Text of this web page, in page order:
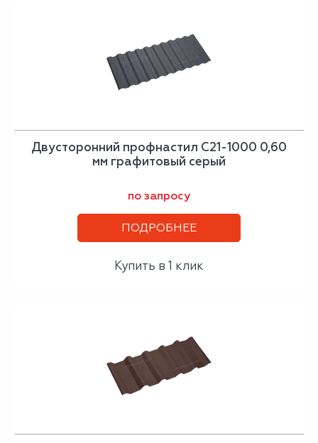
Двусторонний профнастил С21-1000 0,60
мм графитовый серый
по запросу
ПОДРОБНЕЕ
Купить в 1 клик